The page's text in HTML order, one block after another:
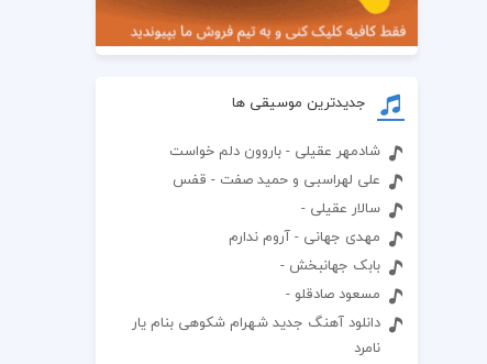
جدیدترین موسیقی ها
شادمهر عقیلی - باروون دلم خواست
علی لهراسبی و حمید صفت - قفس
سالار عقیلی -
مهدی جهانی - آروم ندارم
بابک جهانبخش -
مسعود صادقلو -
دانلود آهنگ جدید شهرام شکوهی بنام یار
نامرد